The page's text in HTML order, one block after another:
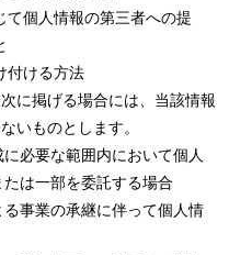
て個人情報の第三者への提
付ける方法
に掲げる場合には、当該情報
いものとします。
必要な範囲内において個人
は一部を委託する場合
事業の承継に伴って個人情